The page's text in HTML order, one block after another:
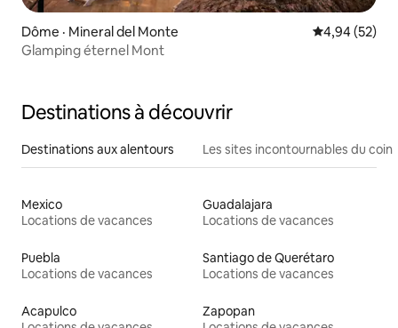
Dôme · Mineral del Monte Note
4,94 (52)
Glamping éternel Mont
Destinations à découvrir
Destinations aux alentours Les sites incontournables du coin
Mexico
Locations de vacances
Guadalajara
Locations de vacances
Puebla
Locations de vacances
Santiago de Querétaro
Locations de vacances
Acapulco
Zapopan